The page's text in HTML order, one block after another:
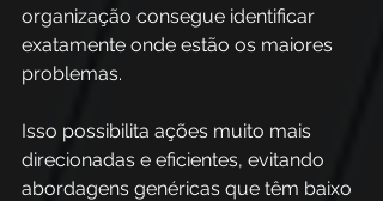
organização consegue identificar
exatamente onde estão os maiores
problemas.
Isso possibilita ações muito mais
direcionadas e eficientes, evitando
abordagens genéricas que têm baixo